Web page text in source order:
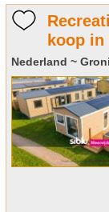
koop
Nederland ~